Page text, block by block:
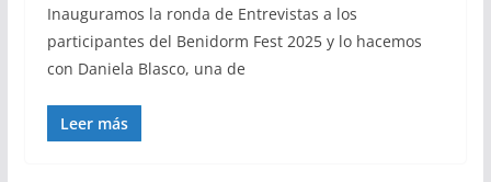
Inauguramos la ronda de Entrevistas a los
participantes del Benidorm Fest 2025 y lo hacemos
con Daniela Blasco, una de
Leer más